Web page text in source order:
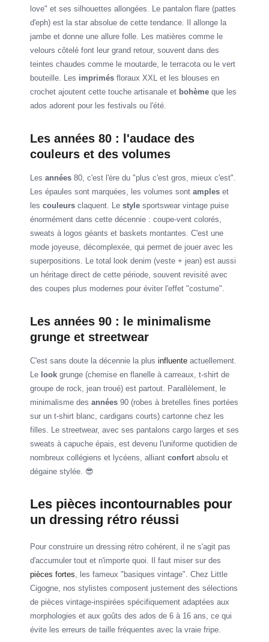
love" et ses silhouettes allongées. Le pantalon flare (pattes
d'eph) est la star absolue de cette tendance. Il allonge la
jambe et donne une allure folle. Les matières comme le
velours côtelé font leur grand retour, souvent dans des
teintes chaudes comme le moutarde, le terracota ou le vert
bouteille. Les imprimés floraux XXL et les blouses en
crochet ajoutent cette touche artisanale et bohème que les
ados adorent pour les festivals ou l'été.
Les années 80 : l'audace des
couleurs et des volumes
Les années 80, c'est l'ère du "plus c'est gros, mieux c'est".
Les épaules sont marquées, les volumes sont amples et
les couleurs claquent. Le style sportswear vintage puise
énormément dans cette décennie : coupe-vent colorés,
sweats à logos géants et baskets montantes. C'est une
mode joyeuse, décomplexée, qui permet de jouer avec les
superpositions. Le total look denim (veste + jean) est aussi
un héritage direct de cette période, souvent revisité avec
des coupes plus modernes pour éviter l'effet "costume".
Les années 90 : le minimalisme
grunge et streetwear
C'est sans doute la décennie la plus influente actuellement.
Le look grunge (chemise en flanelle à carreaux, t-shirt de
groupe de rock, jean troué) est partout. Parallèlement, le
minimalisme des années 90 (robes à bretelles fines portées
sur un t-shirt blanc, cardigans courts) cartonne chez les
filles. Le streetwear, avec ses pantalons cargo larges et ses
sweats à capuche épais, est devenu l'uniforme quotidien de
nombreux collégiens et lycéens, alliant confort absolu et
dégaine stylée. 😎
Les pièces incontournables pour
un dressing rétro réussi
Pour construire un dressing rétro cohérent, il ne s'agit pas
d'accumuler tout et n'importe quoi. Il faut miser sur des
pièces fortes, les fameux "basiques vintage". Chez Little
Cigogne, nos stylistes composent justement des sélections
de pièces vintage-inspirées spécifiquement adaptées aux
morphologies et aux goûts des ados de 6 à 16 ans, ce qui
évite les erreurs de taille fréquentes avec la vraie fripe.